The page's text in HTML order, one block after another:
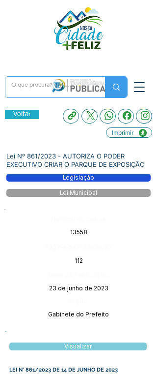
Voltar
Imprimir
Lei Nº 861/2023 - AUTORIZA O PODER
EXECUTIVO CRIAR O PARQUE DE EXPOSIÇÃO
Legislação
Lei Municipal
13558
112
23 de junho de 2023
Gabinete do Prefeito
Visualizar
LEI N° 861/2023 DE 14 DE JUNHO DE 2023